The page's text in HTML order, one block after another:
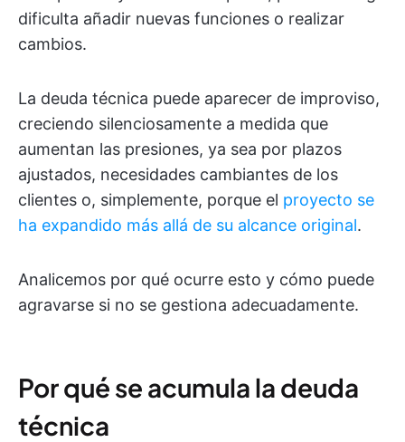
dificulta añadir nuevas funciones o realizar
cambios.
La deuda técnica puede aparecer de improviso,
creciendo silenciosamente a medida que
aumentan las presiones, ya sea por plazos
ajustados, necesidades cambiantes de los
clientes o, simplemente, porque el proyecto se
ha expandido más allá de su alcance original.
Analicemos por qué ocurre esto y cómo puede
agravarse si no se gestiona adecuadamente.
Por qué se acumula la deuda
técnica